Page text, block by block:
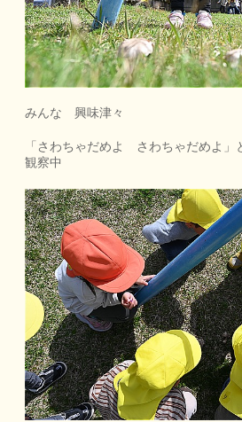
みんな 興味津々
「さわちゃだめよ さわちゃだめよ」
観察中